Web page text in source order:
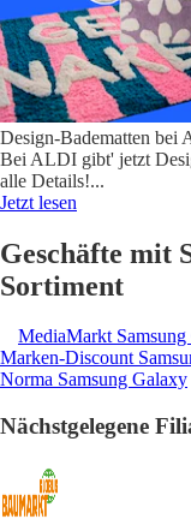
Design-Badematten bei
Bei ALDI gibt' jetzt
alle Details!...
Jetzt lesen
Geschäfte mit
Sortiment
MediaMarkt
Marken-Discount
Norma Samsung Galaxy
Nächstgelegene